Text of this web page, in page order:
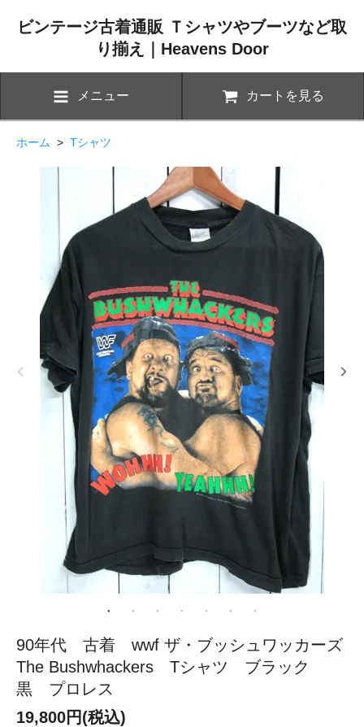
ビンテージ古着通販 Ｔシャツやブーツなど取
り揃え｜Heavens Door
メニュー カートを見る
ホーム > Tシャツ
90年代 古着 wwf ザ・ブッシュワッカーズ
The Bushwhackers Tシャツ ブラック
黒 プロレス
19,800円(税込)